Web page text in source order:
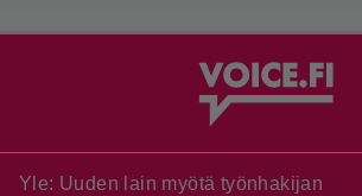
Yle: Uuden lain myötä työnhakijan